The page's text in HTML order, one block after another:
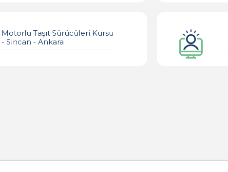
Taşıt Sürücüleri Kursu
- Sincan - Ankara